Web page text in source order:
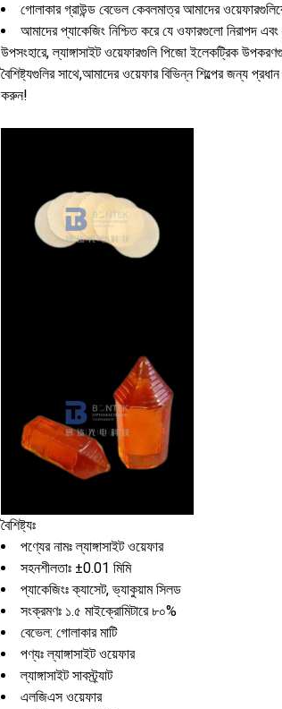
গোলাকার গ্রাউন্ড বেভেল কেবলমাত্র আমাদের
আমাদের প্যাকেজিং নিশ্চিত করে যে ওফারগুলো নিরাপদ
উপসংহারে, ল্যাঙ্গাসাইট ওয়েফারগুলি পিজো ইলেকট্রিক
বৈশিষ্ট্যগুলির সাথে,আমাদের ওয়েফার বিভিন্ন শিল্পের জন্য
করুন!
বৈশিষ্ট্যঃ
পণ্যের নামঃ ল্যাঙ্গাসাইট ওয়েফার
সহনশীলতাঃ ±0.01 মিমি
প্যাকেজিংঃ ক্যাসেট, ভ্যাকুয়াম সিলড
সংক্রমণঃ ১.৫ মাইক্রোমিটারে ৮০%
বেভেল: গোলাকার মাটি
পণ্যঃ ল্যাঙ্গাসাইট ওয়েফার
ল্যাঙ্গাসাইট সাবস্ট্র্যাট
এলজিএস ওয়েফার